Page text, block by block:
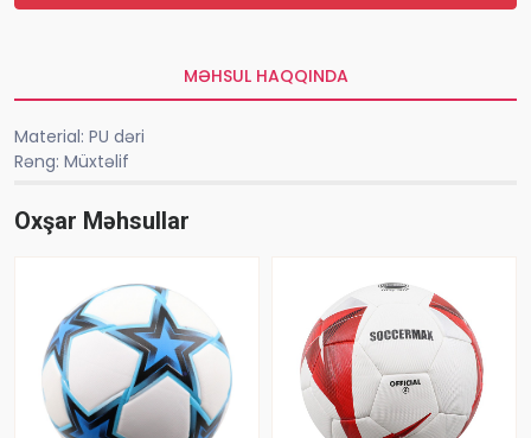
MƏHSUL HAQQINDA
Material: PU dəri
Rəng: Müxtəlif
Oxşar Məhsullar